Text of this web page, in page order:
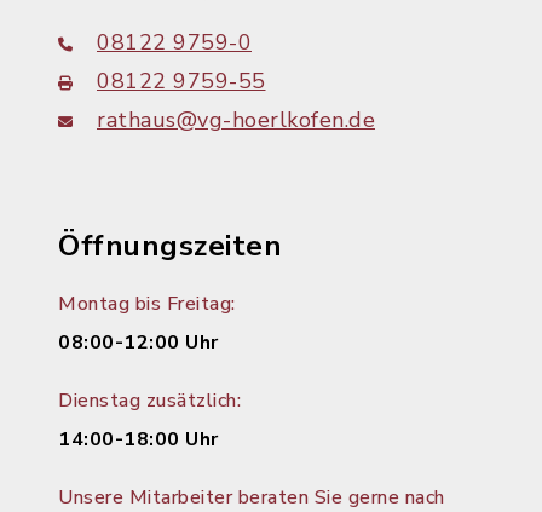
08122 9759-0
08122 9759-55
rathaus@vg-hoerlkofen.de
Öffnungszeiten
Montag bis Freitag:
08:00-12:00 Uhr
Dienstag zusätzlich:
14:00-18:00 Uhr
Unsere Mitarbeiter beraten Sie gerne nach